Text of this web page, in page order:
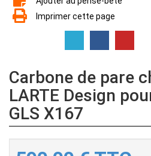
Imprimer cette page
Carbone de pare
LARTE Design
GLS X167